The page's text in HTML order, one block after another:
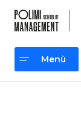
contenuto
Menù